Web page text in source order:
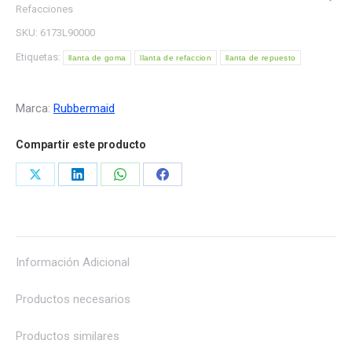
Refacciones
SKU: 6173L90000
Etiquetas: llanta de goma llanta de refaccion llanta de repuesto
Marca: Rubbermaid
Compartir este producto
Share
Share
Share
Share
Información Adicional
Productos necesarios
Productos similares